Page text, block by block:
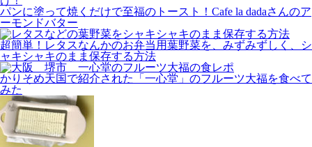
パンに塗って焼くだけで至福のトースト！Cafe la dadaさんのア
ーモンドバター
超簡単！レタスなんかのお弁当用葉野菜を、みずみずしく、シ
ャキシャキのまま保存する方法
かりそめ天国で紹介された「一心堂」のフルーツ大福を食べて
みた